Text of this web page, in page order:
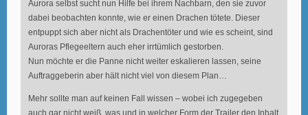
Aurora selbst sucht nun Hilfe bei ihrem Nachbarn, den sie zuvor
dabei beobachten konnte, wie er einen Drachen tötete. Dieser
entpuppt sich aber nicht als Drachentöter und wie es scheint, sind
Auroras Pflegeeltern auch eher irrtümlich gestorben.
Nun möchte er die Panne nicht weiter eskalieren lassen, seine
Auftraggeberin aber hält nicht viel von diesem Plan…
Mehr sollte man auf keinen Fall wissen – wobei ich zugegeben
auch gar nicht weiß, was und in welcher Form der Trailer den Inhalt